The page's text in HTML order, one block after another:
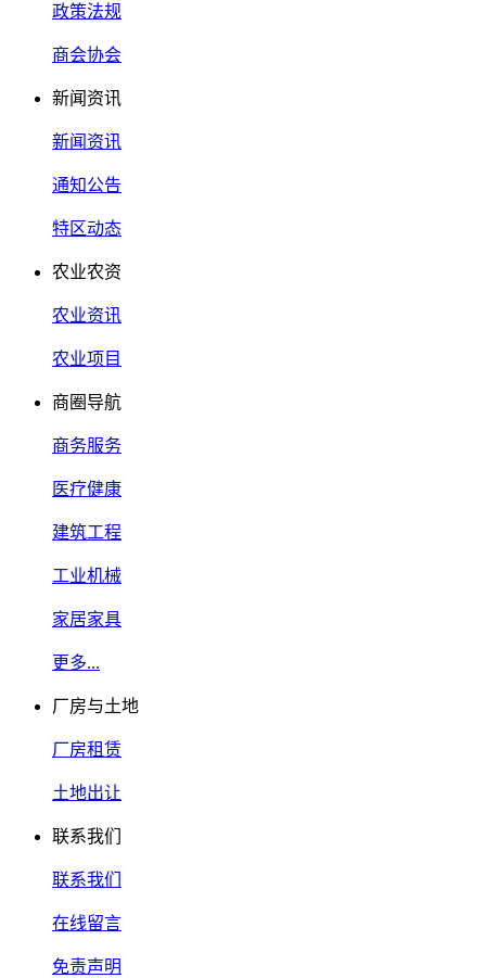
政策法规
商会协会
新闻资讯
新闻资讯
通知公告
特区动态
农业农资
农业资讯
农业项目
商圈导航
商务服务
医疗健康
建筑工程
工业机械
家居家具
更多...
厂房与土地
厂房租赁
土地出让
联系我们
联系我们
在线留言
免责声明